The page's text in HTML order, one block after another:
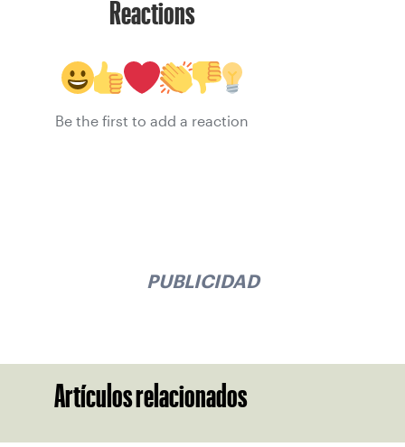
Reactions
Be the first to add a reaction
PUBLICIDAD
Artículos relacionados